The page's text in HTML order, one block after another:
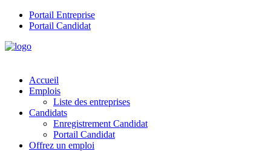
Portail Entreprise
Portail Candidat
Accueil
Emplois
Liste des entreprises
Candidats
Enregistrement Candidat
Portail Candidat
Offrez un emploi